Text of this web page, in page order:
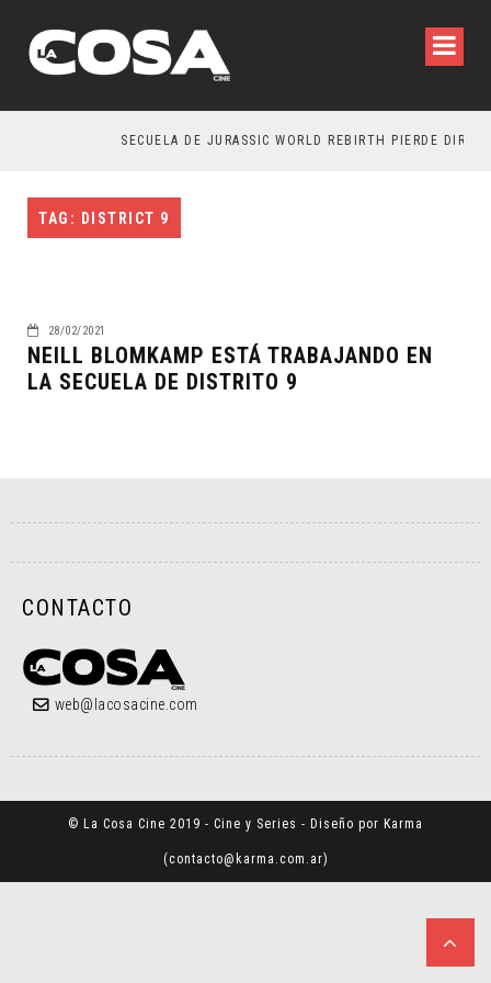
SECUELA DE JURASSIC WORLD REBIRTH PIERDE
TAG: DISTRICT 9
28/02/2021
NEILL BLOMKAMP ESTÁ TRABAJANDO EN
LA SECUELA DE DISTRITO 9
CONTACTO
web@lacosacine.com
© La Cosa Cine 2019 - Cine y Series - Diseño por Karma
(contacto@karma.com.ar)